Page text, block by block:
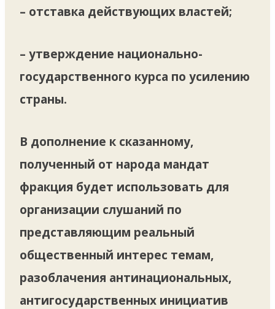
– отставка действующих властей;
– утверждение национально-
государственного курса по усилению
страны.
В дополнение к сказанному,
полученный от народа мандат
фракция будет использовать для
организации слушаний по
представляющим реальный
общественный интерес темам,
разоблачения антинациональных,
антигосударственных инициатив